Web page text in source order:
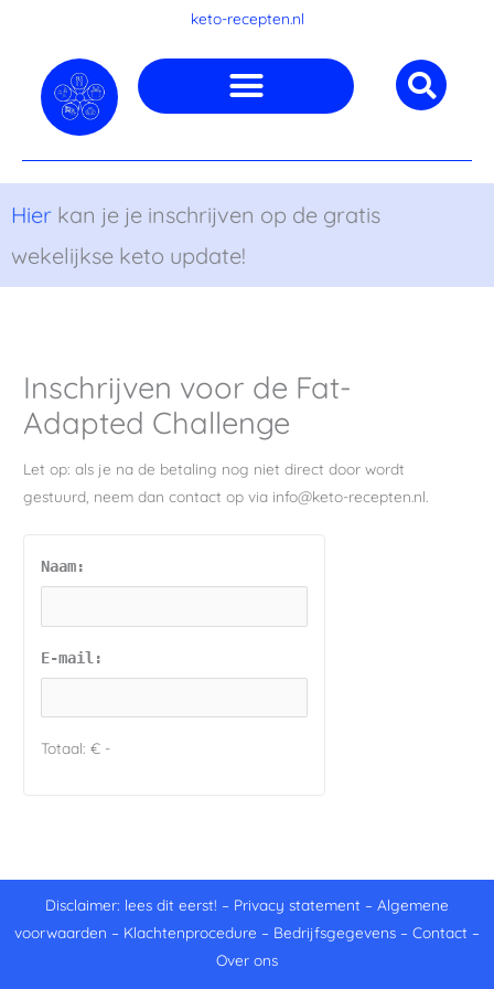
inhoud
keto-recepten.nl
Hier kan je je inschrijven op de gratis
wekelijkse keto update!
Inschrijven voor de Fat-
Adapted Challenge
Let op: als je na de betaling nog niet direct door wordt
gestuurd, neem dan contact op via info@keto-recepten.nl.
Naam:
E-mail:
Totaal:€ -
Disclaimer: lees dit eerst! – Privacy statement – Algemene
voorwaarden – Klachtenprocedure – Bedrijfsgegevens – Contact –
Over ons